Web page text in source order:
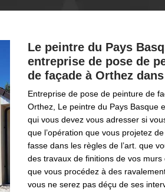
Le peintre du Pays
entreprise de pose de
de façade à Orthez
Entreprise de pose de peinture de
Orthez, Le peintre du Pays Basque
qui vous devez vous adresser si
que l’opération que vous projetez
fasse dans les règles de l’art. que
des travaux de finitions de vos murs
que vous procédez à des
vous ne serez pas déçu de ses